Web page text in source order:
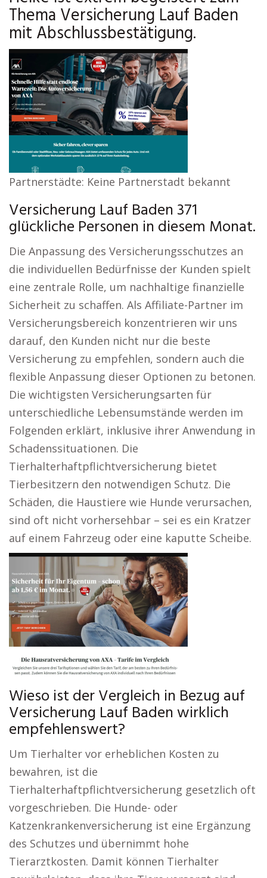
Thema Versicherung Lauf Baden
mit Abschlussbestätigung.
Partnerstädte: Keine Partnerstadt bekannt
Versicherung Lauf Baden 371
glückliche Personen in diesem Monat.
Die Anpassung des Versicherungsschutzes an
die individuellen Bedürfnisse der Kunden spielt
eine zentrale Rolle, um nachhaltige finanzielle
Sicherheit zu schaffen. Als Affiliate-Partner im
Versicherungsbereich konzentrieren wir uns
darauf, den Kunden nicht nur die beste
Versicherung zu empfehlen, sondern auch die
flexible Anpassung dieser Optionen zu betonen.
Die wichtigsten Versicherungsarten für
unterschiedliche Lebensumstände werden im
Folgenden erklärt, inklusive ihrer Anwendung in
Schadenssituationen. Die
Tierhalterhaftpflichtversicherung bietet
Tierbesitzern den notwendigen Schutz. Die
Schäden, die Haustiere wie Hunde verursachen,
sind oft nicht vorhersehbar – sei es ein Kratzer
auf einem Fahrzeug oder eine kaputte Scheibe.
Wieso ist der Vergleich in Bezug auf
Versicherung Lauf Baden wirklich
empfehlenswert?
Um Tierhalter vor erheblichen Kosten zu
bewahren, ist die
Tierhalterhaftpflichtversicherung gesetzlich oft
vorgeschrieben. Die Hunde- oder
Katzenkrankenversicherung ist eine Ergänzung
des Schutzes und übernimmt hohe
Tierarztkosten. Damit können Tierhalter